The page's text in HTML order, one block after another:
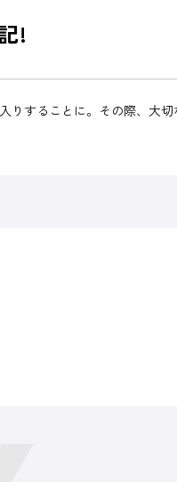
!
することに。その際、大